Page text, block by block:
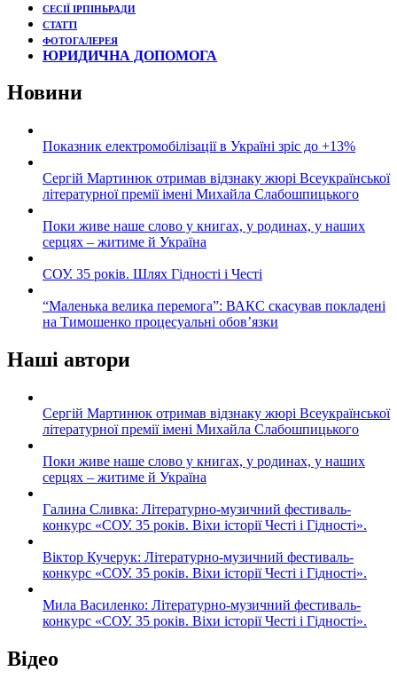
СЕСІЇ ІРПІНЬРАДИ
СТАТТІ
ФОТОГАЛЕРЕЯ
ЮРИДИЧНА ДОПОМОГА
Новини
Показник електромобілізації в Україні зріс до +13%
Сергій Мартинюк отримав відзнаку жюрі Всеукраїнської
літературної премії імені Михайла Слабошпицького
Поки живе наше слово у книгах, у родинах, у наших
серцях – житиме й Україна
СОУ. 35 років. Шлях Гідності і Честі
“Маленька велика перемога”: ВАКС скасував покладені
на Тимошенко процесуальні обов’язки
Наші автори
Сергій Мартинюк отримав відзнаку жюрі Всеукраїнської
літературної премії імені Михайла Слабошпицького
Поки живе наше слово у книгах, у родинах, у наших
серцях – житиме й Україна
Галина Сливка: Літературно-музичний фестиваль-
конкурс «СОУ. 35 років. Віхи історії Честі і Гідності».
Віктор Кучерук: Літературно-музичний фестиваль-
конкурс «СОУ. 35 років. Віхи історії Честі і Гідності».
Мила Василенко: Літературно-музичний фестиваль-
конкурс «СОУ. 35 років. Віхи історії Честі і Гідності».
Відео